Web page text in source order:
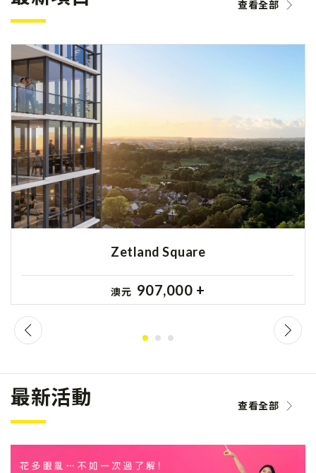
查看全部
Zetland Square
澳元 907,000 +
最新活動 查看全部